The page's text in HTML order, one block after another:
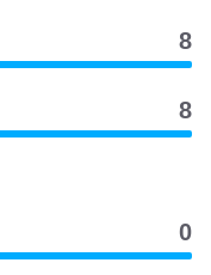
8
8
0